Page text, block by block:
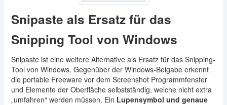
Snipaste als Ersatz für das
Snipping Tool von Windows
Snipaste ist eine weitere Alternative als Ersatz für das Snipping-
Tool von Windows. Gegenüber der Windows-Beigabe erkennt
die portable Freeware vor dem Screenshot Programmfenster
und Elemente der Oberfläche selbstständig, welche nicht extra
„umfahren“ werden müssen. Ein Lupensymbol und genaue